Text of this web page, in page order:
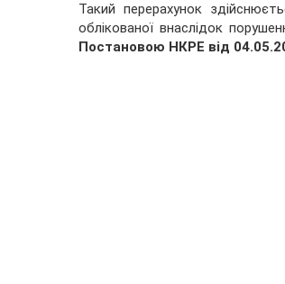
Такий перерахунок
облікованої внаслідок
Постановою НКРЕ від